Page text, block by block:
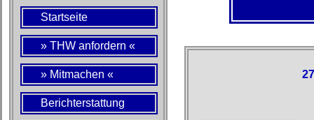
Startseite
» THW anfordern «
» Mitmachen «
Berichterstattung